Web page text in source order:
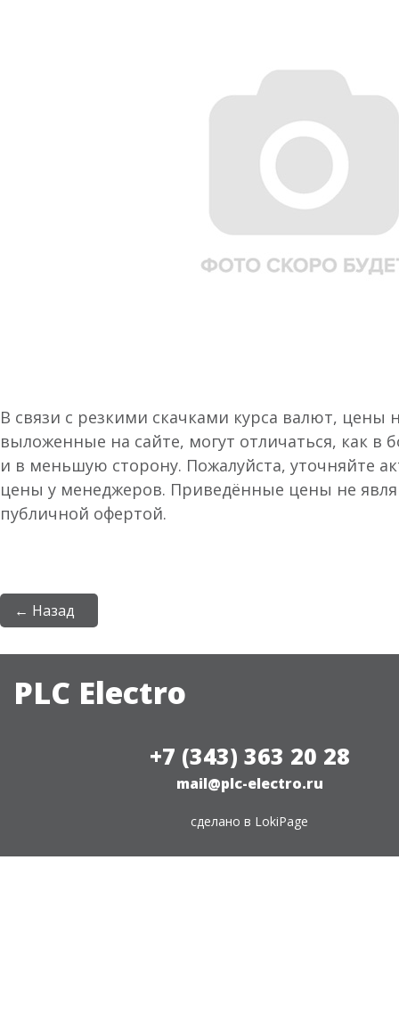
В связи с резкими скачками курса валют, цены
выложенные на сайте, могут отличаться, как в
и в меньшую сторону. Пожалуйста, уточняйте
цены у менеджеров. Приведённые цены не
публичной офертой.
← Назад
PLC Electro
+7 (343) 363 20 28
mail@plc-electro.ru
сделано в LokiPage